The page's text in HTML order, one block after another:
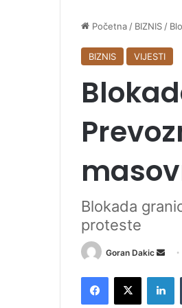
Početna / BIZNIS /
BIZNIS VIJESTI
Blokada
proteste
Goran Dakic
d